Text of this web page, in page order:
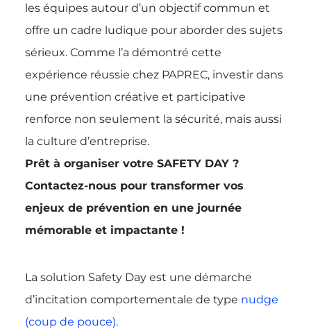
les équipes autour d’un objectif commun et
offre un cadre ludique pour aborder des sujets
sérieux. Comme l’a démontré cette
expérience réussie chez PAPREC, investir dans
une prévention créative et participative
renforce non seulement la sécurité, mais aussi
la culture d’entreprise.
Prêt à organiser votre SAFETY DAY ?
Contactez-nous pour transformer vos
enjeux de prévention en une journée
mémorable et impactante !
La solution Safety Day est une démarche
d’incitation comportementale de type nudge
(coup de pouce).